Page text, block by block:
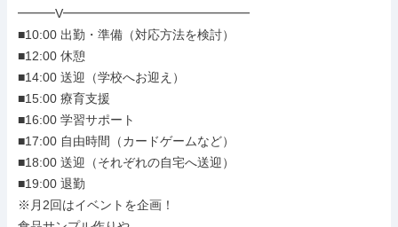
━━━V━━━━━━━━━━━━━━━
■10:00 出勤・準備（対応方法を検討）
■12:00 休憩
■14:00 送迎（学校へお迎え）
■15:00 療育支援
■16:00 学習サポート
■17:00 自由時間（カードゲームなど）
■18:00 送迎（それぞれの自宅へ送迎）
■19:00 退勤
※月2回はイベントを企画！